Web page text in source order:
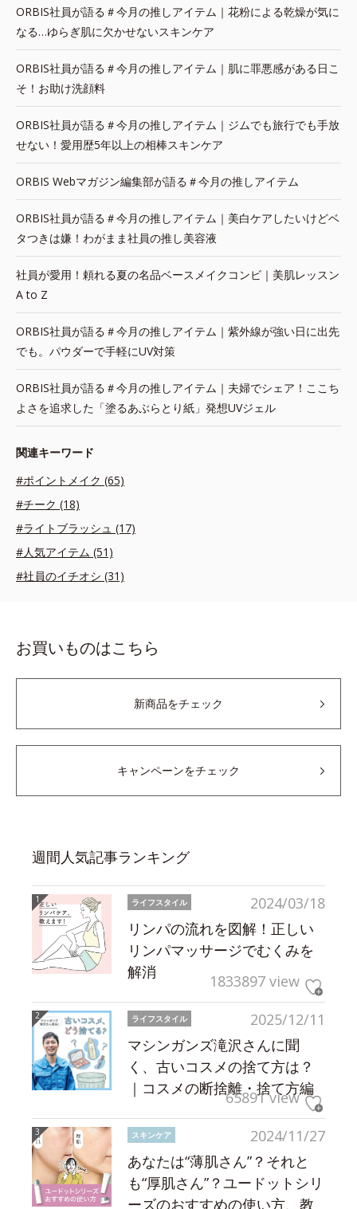
ORBIS社員が語る＃今月の推しアイテム｜花粉による乾燥が気に
なる…ゆらぎ肌に欠かせないスキンケア
ORBIS社員が語る＃今月の推しアイテム｜肌に罪悪感がある日こ
そ！お助け洗顔料
ORBIS社員が語る＃今月の推しアイテム｜ジムでも旅行でも手放
せない！愛用歴5年以上の相棒スキンケア
ORBIS Webマガジン編集部が語る＃今月の推しアイテム
ORBIS社員が語る＃今月の推しアイテム｜美白ケアしたいけどベ
タつきは嫌！わがまま社員の推し美容液
社員が愛用！頼れる夏の名品ベースメイクコンビ｜美肌レッスン
A to Z
ORBIS社員が語る＃今月の推しアイテム｜紫外線が強い日に出先
でも。パウダーで手軽にUV対策
ORBIS社員が語る＃今月の推しアイテム｜夫婦でシェア！ここち
よさを追求した「塗るあぶらとり紙」発想UVジェル
関連キーワード
#ポイントメイク (65)
#チーク (18)
#ライトブラッシュ (17)
#人気アイテム (51)
#社員のイチオシ (31)
お買いものはこちら
新商品をチェック
キャンペーンをチェック
週間人気記事ランキング
2024/03/18
ライフスタイル
リンパの流れを図解！正しい
リンパマッサージでむくみを
解消
1833897 view
2025/12/11
ライフスタイル
マシンガンズ滝沢さんに聞
く、古いコスメの捨て方は？
｜コスメの断捨離・捨て方編
65891 view
2024/11/27
スキンケア
あなたは“薄肌さん”？それと
も“厚肌さん”？ユードットシリ
ーズのおすすめの使い方、教